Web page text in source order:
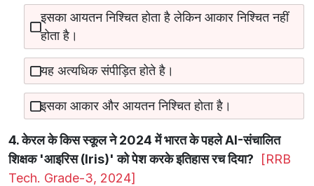
इसका आयतन निश्चित होता है लेकिन आकार निश्चित नहीं
होता है।
यह अत्यधिक संपीड़ित होते है।
इसका आकार और आयतन निश्चित होता है।
4. केरल के किस स्कूल ने 2024 में भारत के पहले AI-संचालित
शिक्षक 'आइरिस (Iris)' को पेश करके इतिहास रच दिया?
[RRB
Tech. Grade-3, 2024]